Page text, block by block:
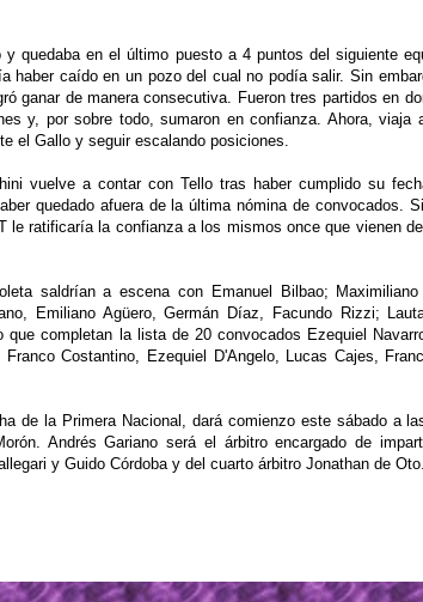
quedaba en el último puesto a 4 puntos del siguiente
haber caído en un pozo del cual no podía salir. Sin
ganar de manera consecutiva. Fueron tres partidos en
y, por sobre todo, sumaron en confianza. Ahora, viaja
el Gallo y seguir escalando posiciones.
vuelve a contar con Tello tras haber cumplido su
quedado afuera de la última nómina de convocados.
le ratificaría la confianza a los mismos once que vienen
saldrían a escena con Emanuel Bilbao; Maximiliano
Emiliano Agüero, Germán Díaz, Facundo Rizzi;
que completan la lista de 20 convocados Ezequiel
Costantino, Ezequiel D'Angelo, Lucas Cajes,
de la Primera Nacional, dará comienzo este sábado a
Andrés Gariano será el árbitro encargado de
y Guido Córdoba y del cuarto árbitro Jonathan de Oto.